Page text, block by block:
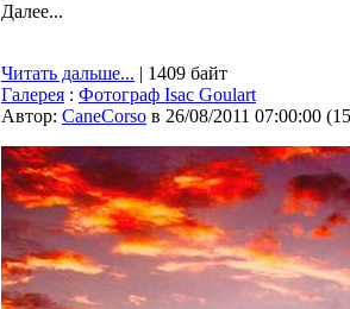
Далее...
Читать дальше... | 1409 байт
Галерея : Фотограф Isac Goulart
Автор: CaneCorso в 26/08/2011 07:00:00 (